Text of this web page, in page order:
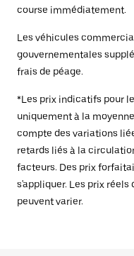
course immédiatement.
Les véhicules
gouvernementales
frais de péage.
*Les prix indicatifs pour
uniquement à la
compte des variations
retards liés à la
facteurs. Des prix
s'appliquer. Les prix
peuvent varier.